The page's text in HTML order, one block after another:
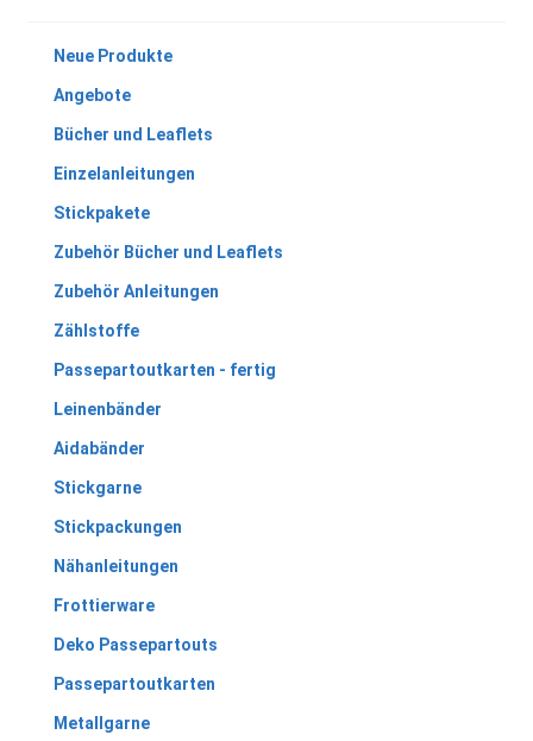
Neue Produkte
Angebote
Bücher und Leaflets
Einzelanleitungen
Stickpakete
Zubehör Bücher und Leaflets
Zubehör Anleitungen
Zählstoffe
Passepartoutkarten - fertig
Leinenbänder
Aidabänder
Stickgarne
Stickpackungen
Nähanleitungen
Frottierware
Deko Passepartouts
Passepartoutkarten
Metallgarne